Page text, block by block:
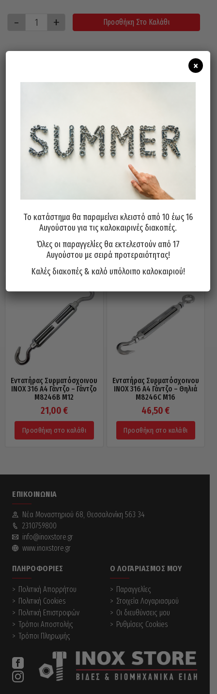
Προσθήκη Στο Καλάθι
Μπουκάλα Κολλητός INOX 316
A4 M8245 M6
13,00
Προσθήκη στο καλάθι
INOX 316 A4 Θηλιά – Θηλιά
M8246A M5
Προσθήκη στο καλάθι
Εντατήρας Συρματόσχοινου
INOX 316 A4 Γάντζο – Γάντζο
M8246B M12
21,00 €
Προσθήκη στο καλάθι
Εντατήρας Συρματόσχοινου
INOX 316 A4 Γάντζο – Θηλιά
M8246C M16
46,50€
Προσθήκη στο καλάθι
ΕΠΙΚΟΙΝΩΝΊΑ
Νέα Mοναστηριού 68, Θεσσαλονίκη 563 34
2310759800
info@inoxstore.gr
www.inoxstore.gr
ΠΛΗΡΟΦΟΡΊΕΣ
Πολιτική Απορρήτου
Πολιτική Cookies
Πολιτική Επιστροφών
Τρόποι Αποστολής
Τρόποι Πληρωμής
Ο ΛΟΓΑΡΙΑΣΜΌΣ ΜΟΥ
Παραγγελίες
Στοιχεία Λογαριασμού
Οι διευθύνσεις μου
Ρυθμίσεις Cookies
Το κατάστημα θα παραμείνει κλειστό από 10 έως 16
Αυγούστου για τις καλοκαιρινές διακοπές.
Όλες οι παραγγελίες θα εκτελεστούν από 17
Αυγούστου με σειρά προτεραιότητας!
Καλές διακοπές & καλό υπόλοιπο καλοκαιριού!
×